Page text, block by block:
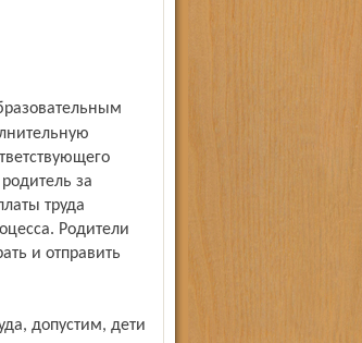
за
труда
Родители
и отправить